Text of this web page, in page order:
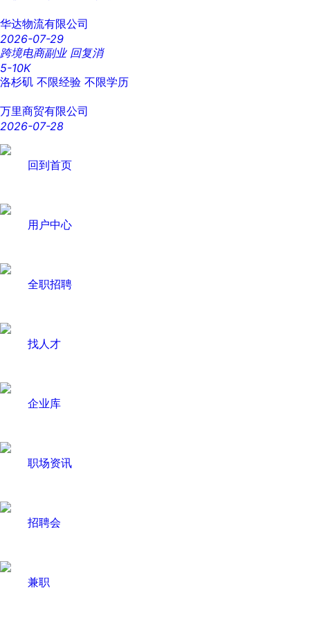
华达物流有限公司
2026-07-29
跨境电商副业 回复消
5-10K
洛杉矶 不限经验 不限学历
万里商贸有限公司
2026-07-28
回到首页
用户中心
全职招聘
找人才
企业库
职场资讯
招聘会
兼职